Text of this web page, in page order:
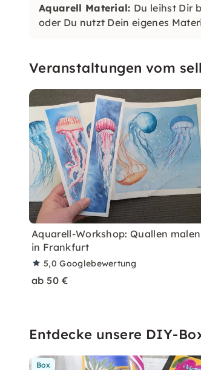
Aquarell Material: Du leihst Dir
oder Du nutzt Dein eigenes
Veranstaltungen vom
Aquarell-Workshop: Quallen malen
in Frankfurt
5,0Googlebewertung
ab 50 €
Entdecke unsere DIY-
Box